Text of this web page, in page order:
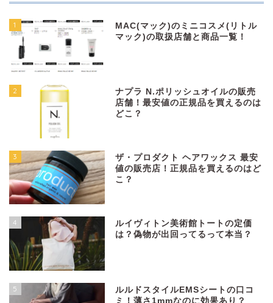
1
MAC(マック)のミニコスメ(リトル
マック)の取扱店舗と商品一覧！
2
ナプラ N.ポリッシュオイルの販売
店舗！最安値の正規品を買えるのは
どこ？
3
ザ・プロダクト ヘアワックス 最安
値の販売店！正規品を買えるのはど
こ？
4
ルイヴィトン美術館トートの定価
は？偽物が出回ってるって本当？
5
ルルドスタイルEMSシートの口コ
ミ！薄さ1mmなのに効果あり？